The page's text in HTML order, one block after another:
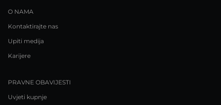
O NAMA
Kontaktirajte nas
Upiti medija
Karijere
PRAVNE OBAVIJESTI
Uvjeti kupnje